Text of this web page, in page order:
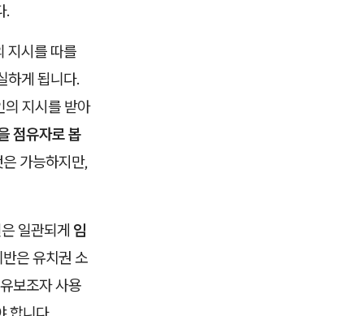
.
지시를 따를
하게 됩니다.
지시를 받아
점유자로 봅
가능하지만,
일관되게 임
은 유치권 소
보조자 사용